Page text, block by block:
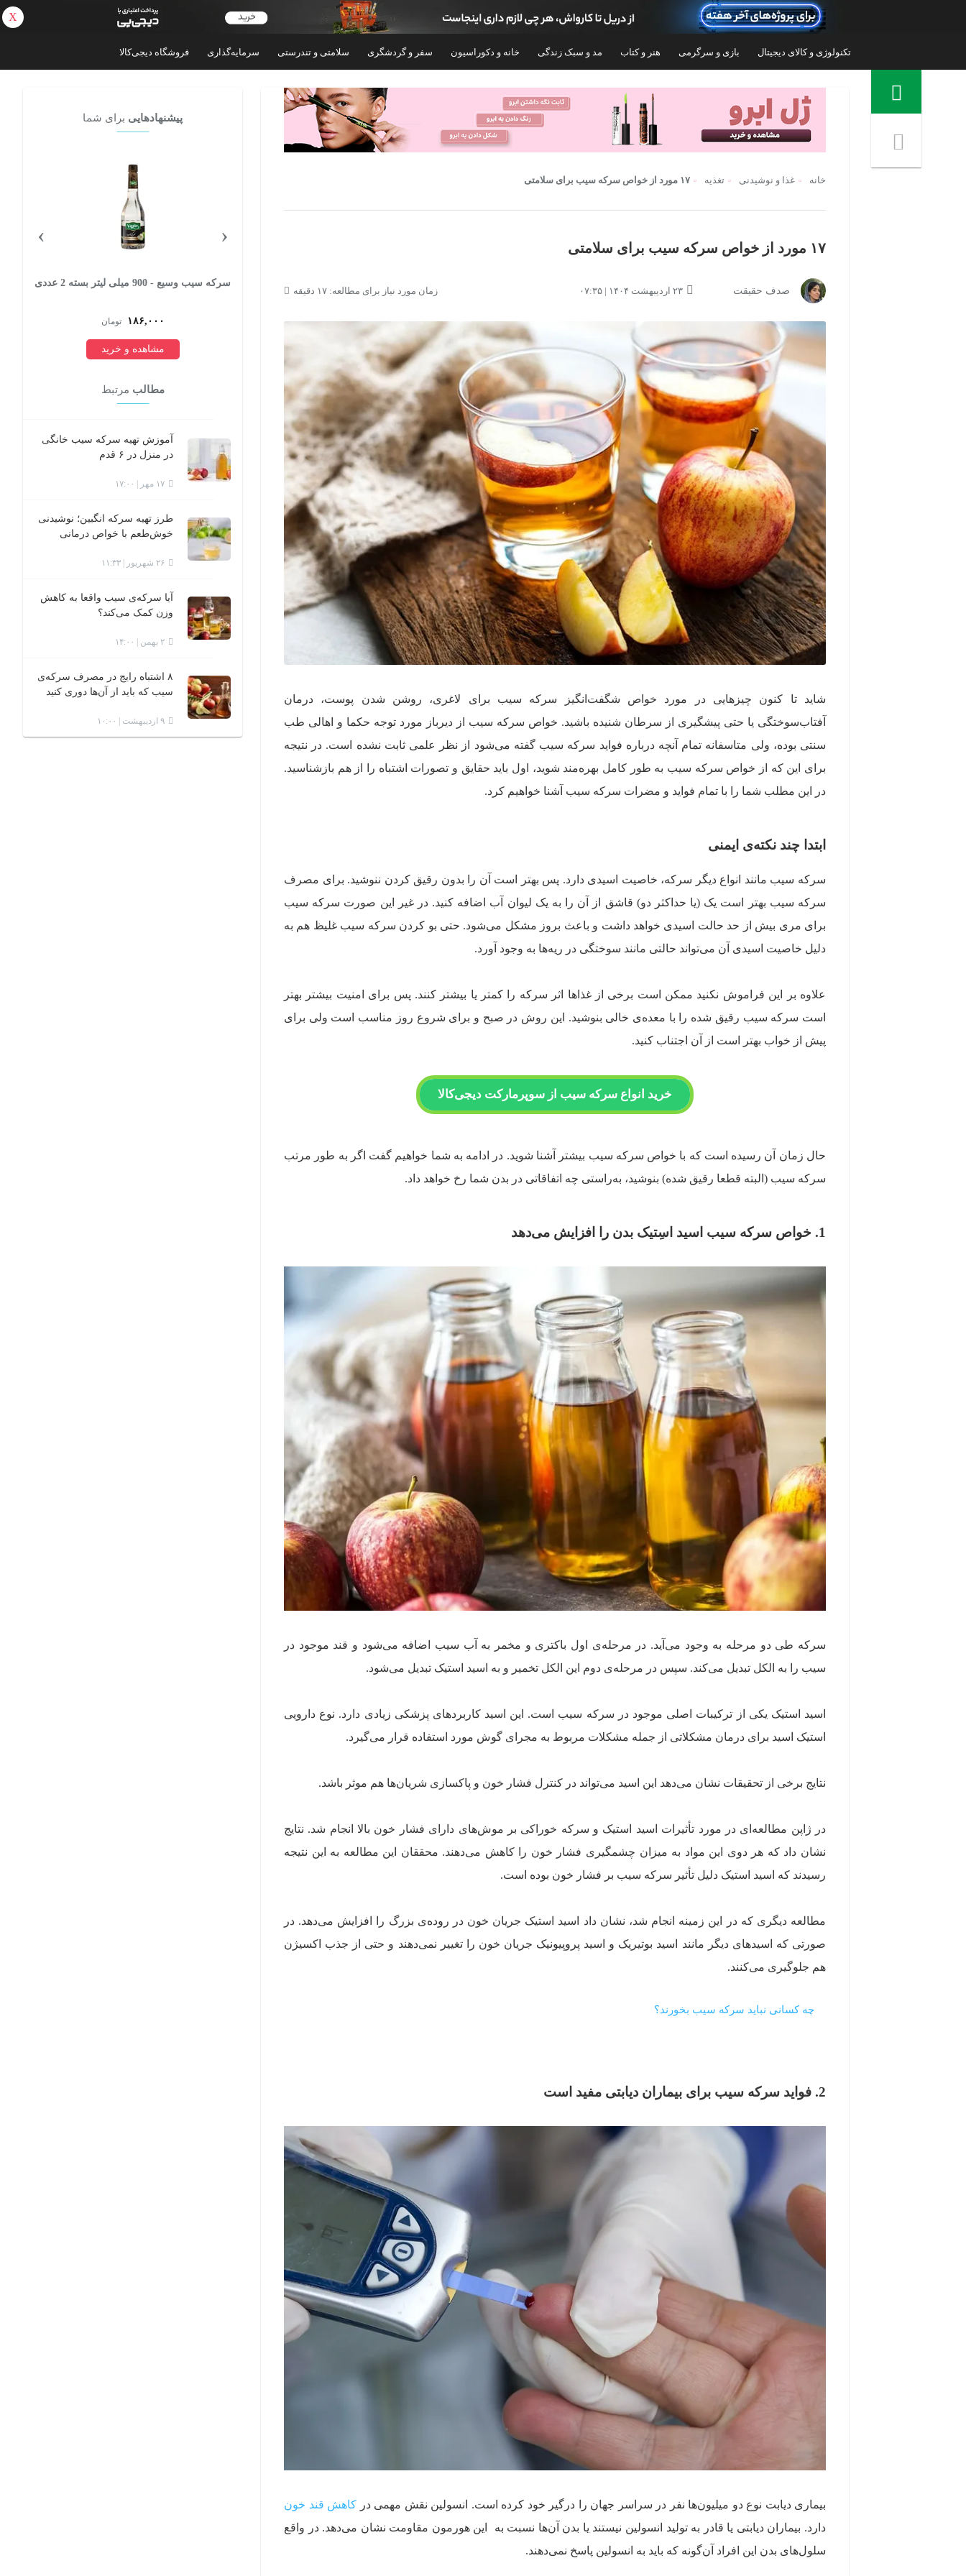
تکنولوژی و کالای دیجیتال بازی و سرگرمی هنر و کتاب مد و سبک زندگی خانه و دکوراسیون سفر و گردشگری سلامتی و تندرستی سرمایه‌گذاری فروشگاه دیجی‌کالا
منوی ناوبری خرده نان
خانه غذا و نوشیدنی تغذیه ۱۷ مورد از خواص سرکه سیب برای سلامتی
۱۷ مورد از خواص سرکه سیب برای سلامتی
صدف حقیقت ۲۳ اردیبهشت ۱۴۰۴ | ۰۷:۳۵ زمان مورد نیاز برای مطالعه: ۱۷ دقیقه
شاید تا کنون چیزهایی در مورد خواص شگفت‌انگیز سرکه سیب برای لاغری، روشن شدن پوست، درمان
آفتاب‌سوختگی یا حتی پیشگیری از سرطان شنیده باشید. خواص سرکه سیب از دیرباز مورد توجه حکما و اهالی طب
سنتی بوده، ولی متاسفانه تمام آنچه درباره فواید سرکه سیب گفته می‌شود از نظر علمی ثابت نشده است. در نتیجه
برای این که از خواص سرکه سیب به طور کامل بهره‌مند شوید، اول باید حقایق و تصورات اشتباه را از هم بازشناسید.
در این مطلب شما را با تمام فواید و مضرات سرکه سیب آشنا خواهیم کرد.
ابتدا چند نکته‌ی ایمنی
سرکه سیب مانند انواع دیگر سرکه، خاصیت اسیدی دارد. پس بهتر است آن را بدون رقیق کردن ننوشید. برای مصرف
سرکه سیب بهتر است یک (یا حداکثر دو) قاشق از آن را به یک لیوان آب اضافه کنید. در غیر این صورت سرکه سیب
برای مری بیش از حد حالت اسیدی خواهد داشت و باعث بروز مشکل می‌شود. حتی بو کردن سرکه سیب غلیظ هم به
دلیل خاصیت اسیدی آن می‌تواند حالتی مانند سوختگی در ریه‌ها به وجود آورد.
علاوه بر این فراموش نکنید ممکن است برخی از غذاها اثر سرکه را کمتر یا بیشتر کنند. پس برای امنیت بیشتر بهتر
است سرکه سیب رقیق شده را با معده‌ی خالی بنوشید. این روش در صبح و برای شروع روز مناسب است ولی برای
پیش از خواب بهتر است از آن اجتناب کنید.
خرید انواع سرکه سیب از سوپرمارکت دیجی‌کالا
حال زمان آن رسیده است که با خواص سرکه سیب بیشتر آشنا شوید. در ادامه به شما خواهیم گفت اگر به طور مرتب
سرکه سیب (البته قطعا رقیق شده) بنوشید، به‌راستی چه اتفاقاتی در بدن شما رخ خواهد داد.
1. خواص سرکه سیب اسید اسِتیک بدن را افزایش می‌دهد
سرکه طی دو مرحله به وجود می‌آید. در مرحله‌ی اول باکتری و مخمر به آب سیب اضافه می‌شود و قند موجود در
سیب را به الکل تبدیل می‌کند. سپس در مرحله‌ی دوم این الکل تخمیر و به اسید استیک تبدیل می‌شود.
اسید استیک یکی از ترکیبات اصلی موجود در سرکه سیب است. این اسید کاربردهای پزشکی زیادی دارد. نوع دارویی
استیک اسید برای درمان مشکلاتی از جمله مشکلات مربوط به مجرای گوش مورد استفاده قرار می‌گیرد.
نتایج برخی از تحقیقات نشان می‌دهد این اسید می‌تواند در کنترل فشار خون و پاکسازی شریان‌ها هم موثر باشد.
در ژاپن مطالعه‌ای در مورد تأثیرات اسید استیک و سرکه خوراکی بر موش‌های دارای فشار خون بالا انجام شد. نتایج
نشان داد که هر دوی این مواد به میزان چشمگیری فشار خون را کاهش می‌دهند. محققان این مطالعه به این نتیجه
رسیدند که اسید استیک دلیل تأثیر سرکه سیب بر فشار خون بوده است.
مطالعه دیگری که در این زمینه انجام شد، نشان داد اسید استیک جریان خون در روده‌ی بزرگ را افزایش می‌دهد. در
صورتی که اسیدهای دیگر مانند اسید بوتیریک و اسید پروپیونیک جریان خون را تغییر نمی‌دهند و حتی از جذب اکسیژن
هم جلوگیری می‌کنند.
چه کسانی نباید سرکه سیب بخورند؟
2. فواید سرکه سیب برای بیماران دیابتی مفید است
بیماری دیابت نوع دو میلیون‌ها نفر در سراسر جهان را درگیر خود کرده است. انسولین نقش مهمی در کاهش قند خون
دارد. بیماران دیابتی یا قادر به تولید انسولین نیستند یا بدن آن‌ها نسبت به این هورمون مقاومت نشان می‌دهد. در واقع
سلول‌های بدن این افراد آن‌گونه که باید به انسولین پاسخ نمی‌دهند.
پیشنهادهایی برای شما
سرکه سیب ره شه - 1 لیتر
۲۵۰,۰۰۰ تومان
مشاهده و خرید مشاهده و خرید
۲۷۵,۰۰۰ تومان
مشاهده و خرید
سرکه سیب وسیع - 900 میلی لیتر بسته 2 عددی
۱۸۶,۰۰۰ تومان
مشاهده و خرید
‹
›
مطالب مرتبط
آموزش تهیه سرکه سیب خانگی
در منزل در ۶ قدم
۱۷ مهر | ۱۷:۰۰
طرز تهیه سرکه انگبین؛ نوشیدنی
خوش‌طعم با خواص درمانی
۲۶ شهریور | ۱۱:۳۳
آیا سرکه‌ی سیب واقعا به کاهش
وزن کمک می‌کند؟
۲ بهمن | ۱۴:۰۰
۸ اشتباه رایج در مصرف سرکه‌ی
سیب که باید از آن‌ها دوری کنید
۹ اردیبهشت | ۱۰:۰۰
X